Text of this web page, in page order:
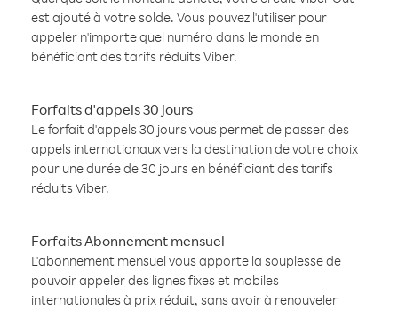
est ajouté à votre solde. Vous pouvez l'utiliser pour
appeler n'importe quel numéro dans le monde en
bénéficiant des tarifs réduits Viber.
Forfaits d'appels 30 jours
Le forfait d'appels 30 jours vous permet de passer des
appels internationaux vers la destination de votre choix
pour une durée de 30 jours en bénéficiant des tarifs
réduits Viber.
Forfaits Abonnement mensuel
L'abonnement mensuel vous apporte la souplesse de
pouvoir appeler des lignes fixes et mobiles
internationales à prix réduit, sans avoir à renouveler